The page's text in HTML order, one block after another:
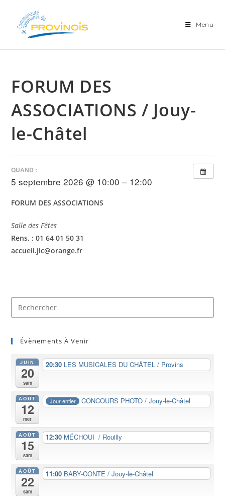
content
Menu
FORUM DES
ASSOCIATIONS / Jouy-
le-Châtel
QUAND :
5 septembre 2026 @ 10:00 – 12:00
FORUM DESASSOCIATIONS
Salle des Fêtes
Rens. : 01 64 01 50 31
accueil.jlc@orange.fr
Évènements À Venir
JUIN
20
sam
20:30 LES MUSICALES DU CHÂTEL / Provins
AOÛT
12
mer
Jour entier CONCOURS PHOTO / Jouy-le-Châtel
AOÛT
15
sam
12:30 MÉCHOUI / Rouilly
AOÛT
22
sam
11:00 BABY-CONTE / Jouy-le-Châtel